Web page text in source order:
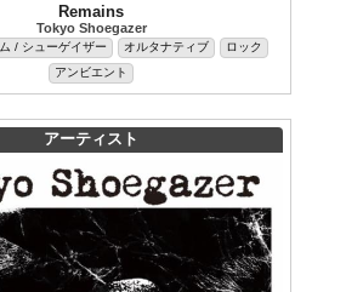
Remains
Tokyo Shoegazer
/ シューゲイザー オルタナティブ
ロック
アンビエント
アーティスト